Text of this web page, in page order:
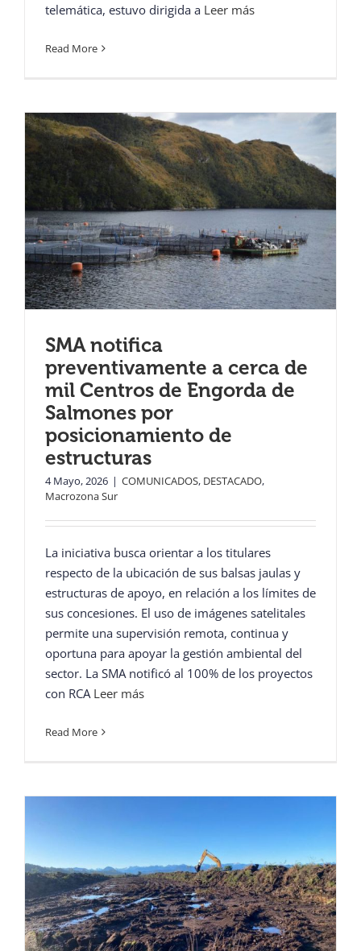
telemática, estuvo dirigida a Leer más
Read More
SMA notifica
preventivamente a cerca de
mil Centros de Engorda de
Salmones por
posicionamiento de
estructuras
4 Mayo, 2026 | COMUNICADOS, DESTACADO,
Macrozona Sur
La iniciativa busca orientar a los titulares
respecto de la ubicación de sus balsas jaulas y
estructuras de apoyo, en relación a los límites de
sus concesiones. El uso de imágenes satelitales
permite una supervisión remota, continua y
oportuna para apoyar la gestión ambiental del
sector. La SMA notificó al 100% de los proyectos
con RCA Leer más
Read More